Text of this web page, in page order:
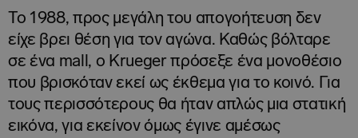
Το 1988, προς μεγάλη του απογοήτευση δεν
είχε βρει θέση για τον αγώνα. Καθώς βόλταρε
σε ένα mall, ο Krueger πρόσεξε ένα μονοθέσιο
που βρισκόταν εκεί ως έκθεμα για το κοινό. Για
τους περισσότερους θα ήταν απλώς μια στατική
εικόνα, για εκείνον όμως έγινε αμέσως